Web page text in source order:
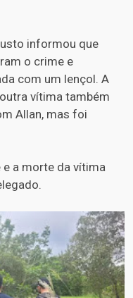
informou que
o crime e
com um lençol. A
vítima também
Allan, mas foi
a morte da vítima